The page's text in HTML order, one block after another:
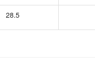
28.5